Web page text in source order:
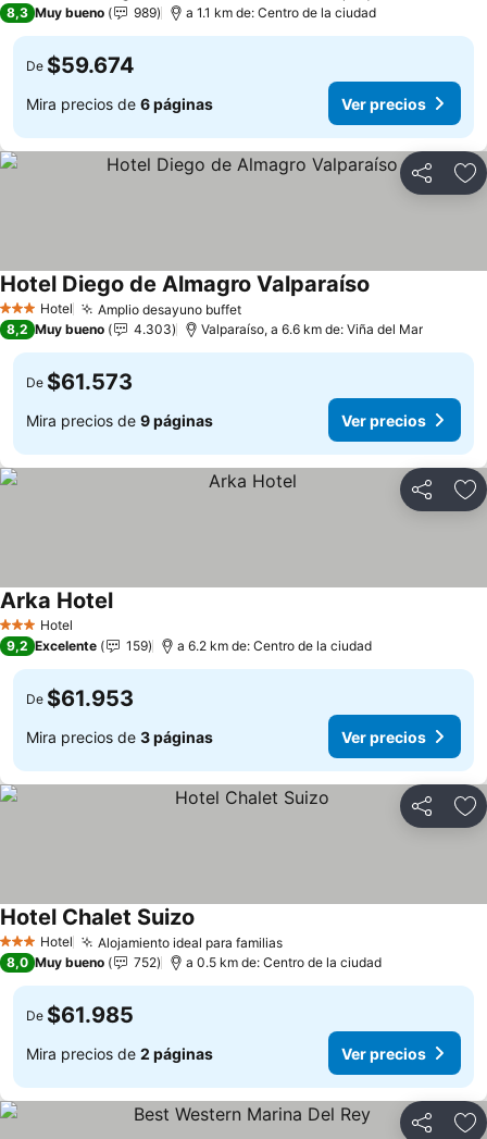
8,3 Muy bueno 989 a 1.1 km de: Centro de la ciudad
De $59.674
Mira precios de 6 páginas Ver precios
Compartir
3 Estrellas
Hotel Amplio desayuno buffet
Hotel Diego de Almagro Valparaíso
8,2 Muy bueno 4.303 Valparaíso, a 6.6 km de: Viña del Mar
De $61.573
Mira precios de 9 páginas Ver precios
Compartir
3 Estrellas
Hotel
Arka Hotel
9,2 Excelente 159 a 6.2 km de: Centro de la ciudad
De $61.953
Mira precios de 3 páginas Ver precios
Compartir
3 Estrellas
Hotel Alojamiento ideal para familias
Hotel Chalet Suizo
8,0 Muy bueno 752 a 0.5 km de: Centro de la ciudad
De $61.985
Mira precios de 2 páginas Ver precios
Compartir